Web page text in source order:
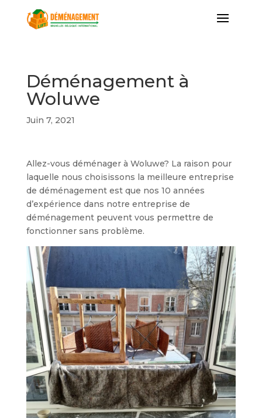
Déménagement à
Woluwe
Juin 7, 2021
Allez-vous déménager à Woluwe? La raison pour
laquelle nous choisissons la meilleure entreprise
de déménagement est que nos 10 années
d’expérience dans notre entreprise de
déménagement peuvent vous permettre de
fonctionner sans problème.